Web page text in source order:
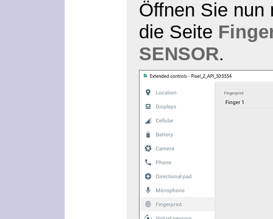
Öffnen Sie
die Seite
SENSOR.